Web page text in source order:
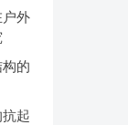
外
的
起